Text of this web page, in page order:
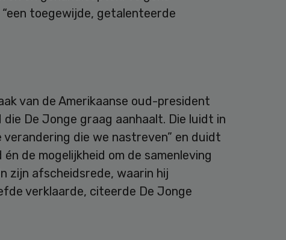
toegewijde, getalenteerde
van de Amerikaanse oud-president
De Jonge graag aanhaalt. Die luidt in
verandering die we nastreven” en duidt
de mogelijkheid om de samenleving
zijn afscheidsrede, waarin hij
verklaarde, citeerde De Jonge